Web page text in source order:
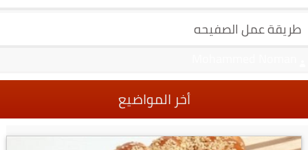
طريقة عمل الصفيحه
أخر المواضيع